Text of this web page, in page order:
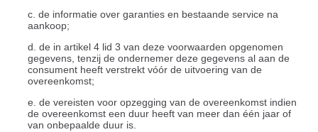
c. de informatie over garanties en bestaande service na
aankoop;
d. de in artikel 4 lid 3 van deze voorwaarden opgenomen
gegevens, tenzij de ondernemer deze gegevens al aan de
consument heeft verstrekt vóór de uitvoering van de
overeenkomst;
e. de vereisten voor opzegging van de overeenkomst indien
de overeenkomst een duur heeft van meer dan één jaar of
van onbepaalde duur is.